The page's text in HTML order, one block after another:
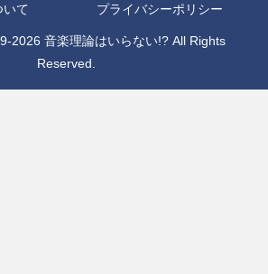
いて プライバシーポリシー
2026 音楽理論はいらない!? All Rights
Reserved.